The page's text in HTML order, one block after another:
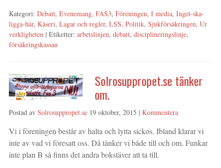
Kategori: Debatt, Evenemang, FAS3, Föreningen, I media, Inget-ska-
ligga-här, Kåseri, Lagar och regler, LSS, Politik, Sjukförsäkringen, Ur
verkligheten | Etiketter: arbetslinjen, debatt, disciplineringslinje,
försäkringskassan
Solrosuppropet.se tänker
om.
Postad av Solrosuppropet.se 19 oktober, 2015 | Kommentera
Vi i föreningen består av halta och lytta sickos. Ibland klarar vi
inte av vad vi föresatt oss. Då tänker vi både till och om. Funkar
inte plan B så finns det andra bokstäver att ta till.